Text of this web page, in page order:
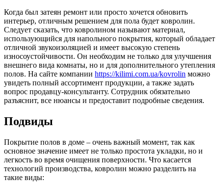
Когда был затеян ремонт или просто хочется обновить
интерьер, отличным решением для пола будет ковролин.
Следует сказать, что ковролином называют материал,
использующийся для напольного покрытия, который обладает
отличной звукоизоляцией и имеет высокую степень
износоустойчивости. Он необходим не только для улучшения
внешнего вида комнаты, но и для дополнительного утепления
полов. На сайте компании https://kilimi.com.ua/kovrolin можно
увидеть полный ассортимент продукции, а также задать
вопрос продавцу-консультанту. Сотрудник обязательно
разъяснит, все нюансы и предоставит подробные сведения.
Подвиды
Покрытие полов в доме – очень важный момент, так как
основное значение имеет не только простота укладки, но и
легкость во время очищения поверхности. Что касается
технологий производства, ковролин можно разделить на
такие виды: